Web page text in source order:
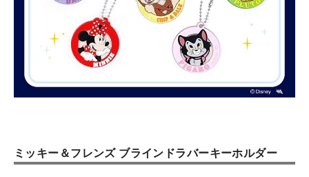
ミッキー＆フレンズ ブラインドラバーキーホルダー